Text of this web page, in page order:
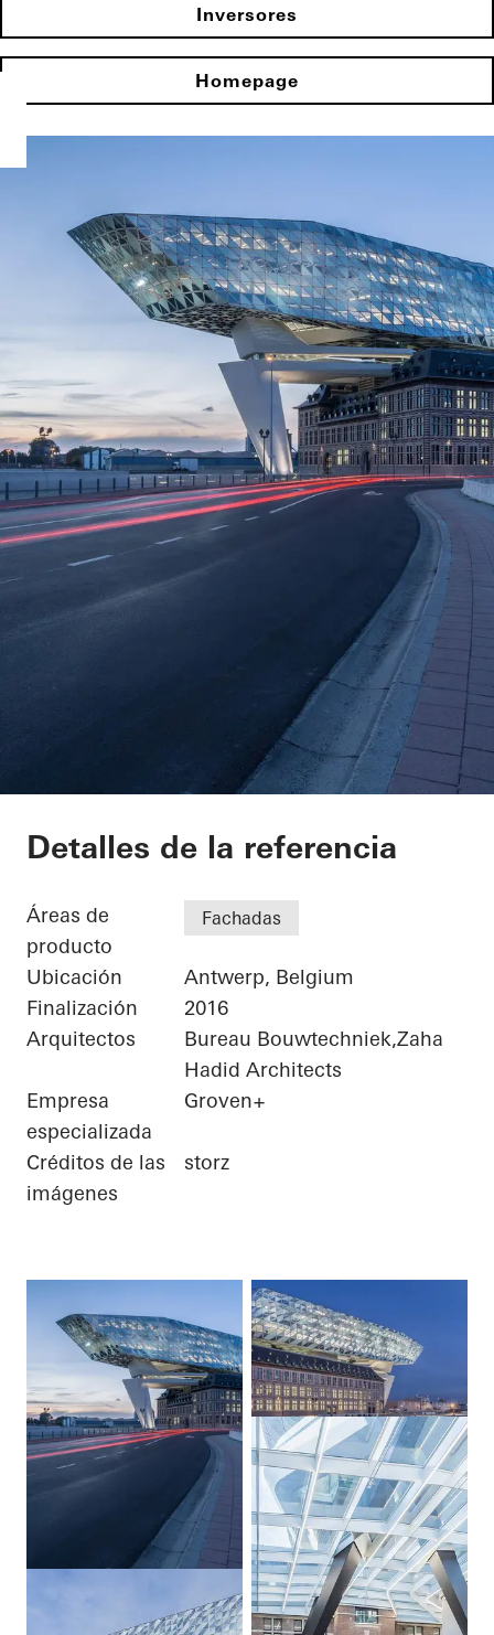
Inversores
Homepage
Port House
Detalles de la referencia
Áreas de
producto
Fachadas
Ubicación
Antwerp, Belgium
Finalización
2016
Arquitectos
Bureau Bouwtechniek,Zaha
Hadid Architects
Empresa
especializada
Groven+
Créditos de las
imágenes
storz